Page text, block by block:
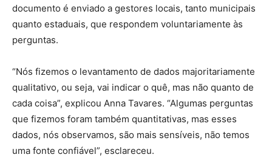
documento é enviado a gestores locais, tanto municipais
quanto estaduais, que respondem voluntariamente às
perguntas.
“Nós fizemos o levantamento de dados majoritariamente
qualitativo, ou seja, vai indicar o quê, mas não quanto de
cada coisa”, explicou Anna Tavares. “Algumas perguntas
que fizemos foram também quantitativas, mas esses
dados, nós observamos, são mais sensíveis, não temos
uma fonte confiável”, esclareceu.